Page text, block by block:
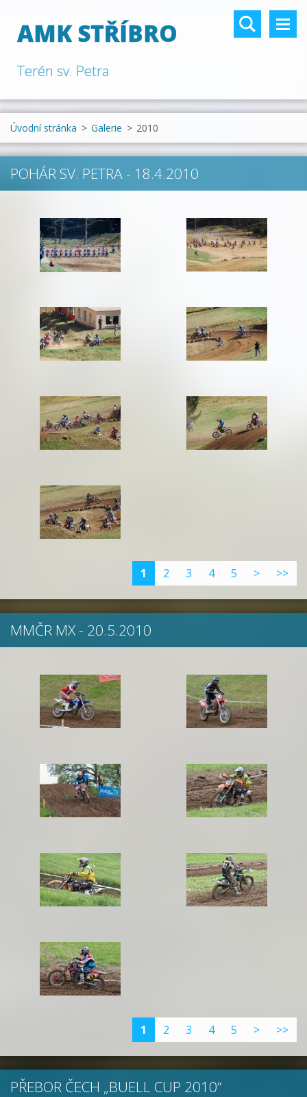
AMK STŘÍBRO
Terén sv. Petra
Úvodní stránka > Galerie > 2010
POHÁR SV. PETRA - 18.4.2010
1 2 3 4 5 > >>
MMČR MX - 20.5.2010
1 2 3 4 5 > >>
PŘEBOR ČECH „BUELL CUP 2010“